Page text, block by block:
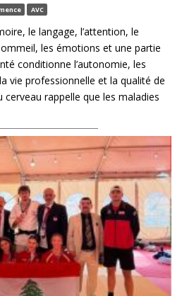
AVC
le langage, l’attention, le
les émotions et une partie
conditionne l’autonomie, les
vie professionnelle et la qualité de
cerveau rappelle que les maladies